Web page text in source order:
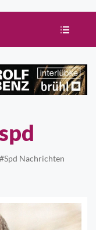
#spd Nachrichten